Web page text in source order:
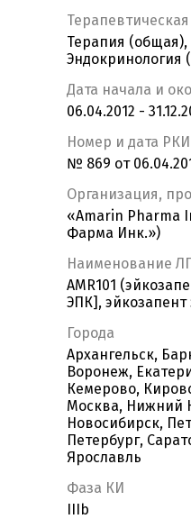
Терапия (общая),
Эндокринология
Дата начала и
06.04.2012 -
Номер и дата РКИ
№ 869 от
Организация,
«Amarin Pharma
Фарма Инк.»)
Наименование ЛП
AMR101
ЭПК],
Города
Архангельск,
Воронеж,
Кемерово,
Москва, Нижний
Новосибирск,
Петербург,
Ярославль
Фаза КИ
IIIb